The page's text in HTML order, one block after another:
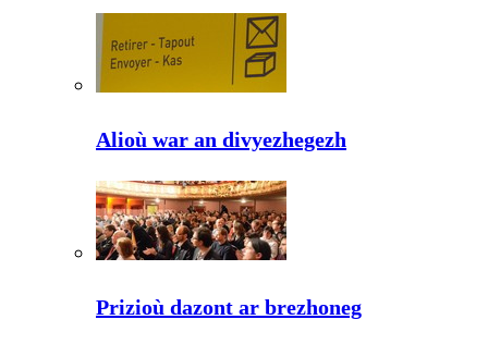
Alioù war an divyezhegezh
Prizioù dazont ar brezhoneg